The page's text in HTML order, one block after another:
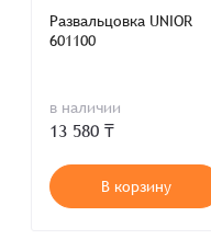
Развальцовка UNIOR
601100
в наличии
13 580 ₸
В корзину